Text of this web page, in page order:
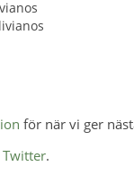
för när vi ger
Twitter.